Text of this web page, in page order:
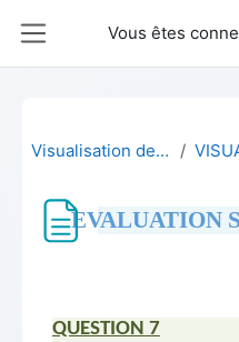
Passer au contenu principal
Vous êtes
Visualisation de nos tests en ligne
EVALUATION
QUESTION 7